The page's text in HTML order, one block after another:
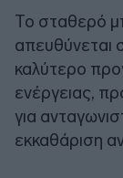
Το σταθερό
απευθύνεται
καλύτερο
ενέργειας,
για
εκκαθάριση